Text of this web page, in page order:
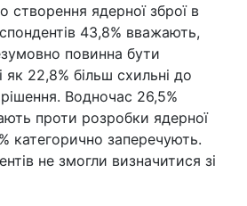
створення ядерної зброї в
43,8% вважають,
повинна бути
як 22,8% більш схильні до
Водночас 26,5%
проти розробки ядерної
категорично заперечують.
не змогли визначитися зі